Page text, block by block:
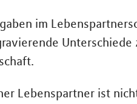
im
Lebenspartner ist